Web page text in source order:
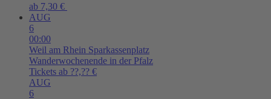
ab 7,30 €
AUG
6
00:00
Weil am Rhein Sparkassenplatz
Wanderwochenende in der Pfalz
Tickets ab ??,?? €
AUG
6